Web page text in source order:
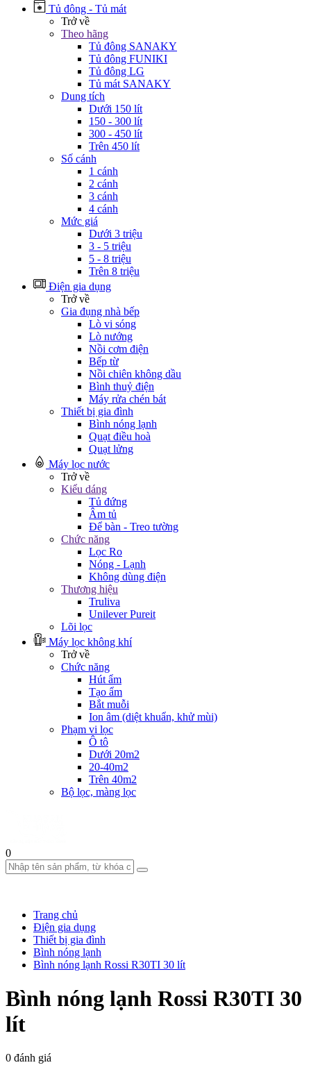
Tủ đông - Tủ mát
Trở về
Theo hãng
Tủ đông SANAKY
Tủ đông FUNIKI
Tủ đông LG
Tủ mát SANAKY
Dung tích
Dưới 150 lít
150 - 300 lít
300 - 450 lít
Trên 450 lít
Số cánh
1 cánh
2 cánh
3 cánh
4 cánh
Mức giá
Dưới 3 triệu
3 - 5 triệu
5 - 8 triệu
Trên 8 triệu
Điện gia dụng
Trở về
Gia đụng nhà bếp
Lò vi sóng
Lò nướng
Nồi cơm điện
Bếp từ
Nồi chiên không dầu
Bình thuỷ điện
Máy rửa chén bát
Thiết bị gia đình
Bình nóng lạnh
Quạt điều hoà
Quạt lửng
Máy lọc nước
Trở về
Kiểu dáng
Tủ đứng
Âm tủ
Để bàn - Treo tường
Chức năng
Lọc Ro
Nóng - Lạnh
Không dùng điện
Thương hiệu
Truliva
Unilever Pureit
Lõi lọc
Máy lọc không khí
Trở về
Chức năng
Hút ẩm
Tạo ẩm
Bắt muỗi
Ion âm (diệt khuẩn, khử mùi)
Phạm vi lọc
Ô tô
Dưới 20m2
20-40m2
Trên 40m2
Bộ lọc, màng lọc
0
Trang chủ
Điện gia dụng
Thiết bị gia đình
Bình nóng lạnh
Bình nóng lạnh Rossi R30TI 30 lít
Bình nóng lạnh Rossi R30TI 30
lít
0 đánh giá